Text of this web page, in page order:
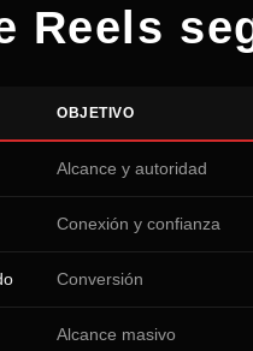
Reels
OBJETIVO
Alcance y autoridad
Conexión y confianza
Conversión
Alcance masivo